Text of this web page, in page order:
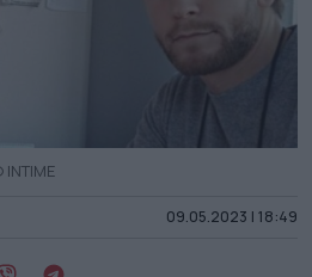
09.05.2023 | 18:49